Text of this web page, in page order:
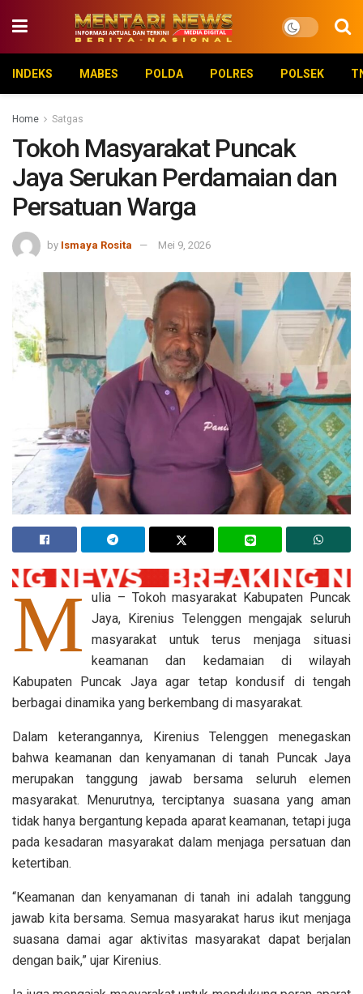
INDEKS MABES POLDA POLRES POLSEK
Home Satgas
Tokoh Masyarakat Puncak
Jaya Serukan Perdamaian dan
Persatuan Warga
by Ismaya Rosita Mei 9, 2026
M
ulia – Tokoh masyarakat Kabupaten Puncak
Jaya, Kirenius Telenggen mengajak seluruh
masyarakat untuk terus menjaga situasi
keamanan dan kedamaian di wilayah
Kabupaten Puncak Jaya agar tetap kondusif di tengah
berbagai dinamika yang berkembang di masyarakat.
Dalam keterangannya, Kirenius Telenggen menegaskan
bahwa keamanan dan kenyamanan di tanah Puncak Jaya
merupakan tanggung jawab bersama seluruh elemen
masyarakat. Menurutnya, terciptanya suasana yang aman
tidak hanya bergantung kepada aparat keamanan, tetapi juga
pada kesadaran masyarakat dalam menjaga persatuan dan
ketertiban.
“Keamanan dan kenyamanan di tanah ini adalah tanggung
jawab kita bersama. Semua masyarakat harus ikut menjaga
suasana damai agar aktivitas masyarakat dapat berjalan
dengan baik,” ujar Kirenius.